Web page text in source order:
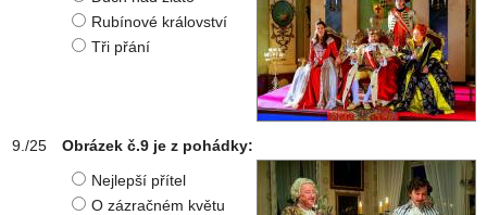
Rubínové království
Tři přání
Obrázek č.9 je z pohádky:
Nejlepší přítel
O zázračném květu